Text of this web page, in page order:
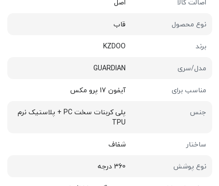
نوع محصول
قاب
برند
KZDOO
مدل/سری
GUARDIAN
مناسب برای
آیفون 17 پرو مکس
جنس
پلی کربنات سخت PC + پلاستیک نرم
TPU
ساختار
شفاف
نوع پوشش
360 درجه